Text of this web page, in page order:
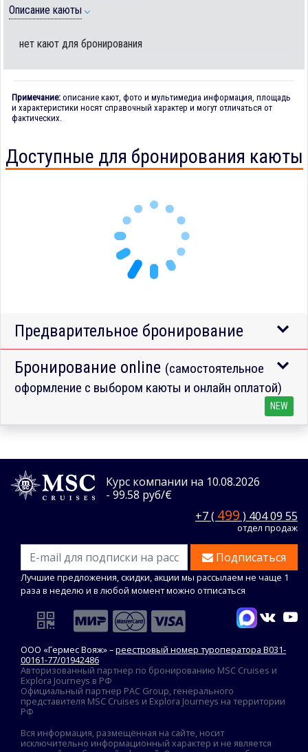
Описание каюты
нет кают для бронирования
Примечание: описание кают, фото и мультимедиа информация, площадь
и характеристики носят справочный характер и могут отличаться от
фактических.
Доступные для бронирования каюты
Предварительное бронирование
Бронирование online (самостоятельное
оформление с выбором каюты и онлайн оплатой)
NEW
Курс компании на 10.08.2026
- 99.58 руб/€
+7 ( 499 ) 404 09 55
отдел продаж
Подписаться
Лучшие предложения, скидки, акции мы рассылаем не чаще 1
раза в неделю и в любой момент можно отписаться
ООО «Гермес Вояж» –реестровый номер туроператора В031-
00161-77/01942486
Авторизованный партнер по бронированию MSC Cruises и
Explora Journeys в РФ
Официальный партнер PAC Group, генерального
представителя MSC Cruises и Explora Journeys на территории
РФ
Вся информация, размещённая на сайте, носит
исключительно информационный характер и не является